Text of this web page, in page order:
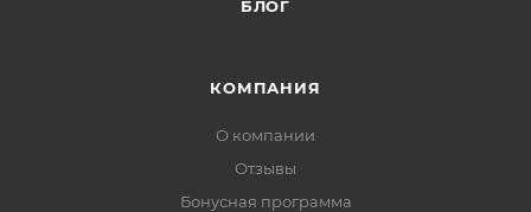
БЛОГ
КОМПАНИЯ
О компании
Отзывы
Бонусная программа